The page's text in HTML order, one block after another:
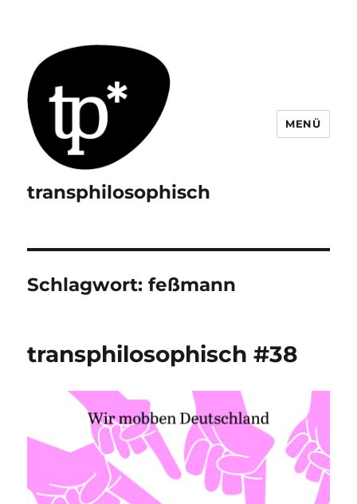
transphilosophisch
MENÜ
Schlagwort:feßmann
transphilosophisch #38